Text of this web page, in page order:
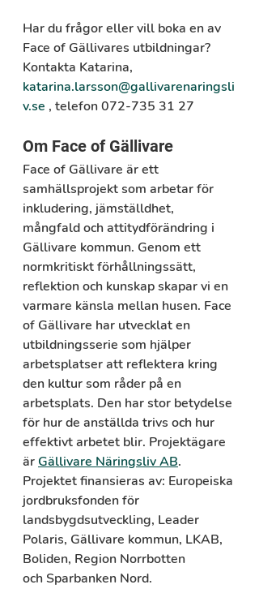
Har du frågor eller vill boka en av
Face of Gällivares utbildningar?
Kontakta Katarina,
katarina.larsson@gallivarenaringsli
v.se , telefon 072-735 31 27
Om Face of Gällivare
Face of Gällivare är ett
samhällsprojekt som arbetar för
inkludering, jämställdhet,
mångfald och attitydförändring i
Gällivare kommun. Genom ett
normkritiskt förhållningssätt,
reflektion och kunskap skapar vi en
varmare känsla mellan husen. Face
of Gällivare har utvecklat en
utbildningsserie som hjälper
arbetsplatser att reflektera kring
den kultur som råder på en
arbetsplats. Den har stor betydelse
för hur de anställda trivs och hur
effektivt arbetet blir. Projektägare
är Gällivare Näringsliv AB.
Projektet finansieras av: Europeiska
jordbruksfonden för
landsbygdsutveckling, Leader
Polaris, Gällivare kommun, LKAB,
Boliden, Region Norrbotten
och Sparbanken Nord.